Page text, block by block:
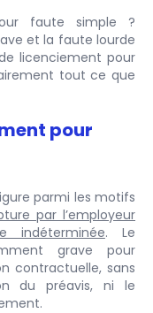
faute simple ?
et la faute lourde
licenciement pour
tout ce que
pour
parmi les motifs
par l’employeur
. Le
grave pour
contractuelle, sans
du préavis, ni le